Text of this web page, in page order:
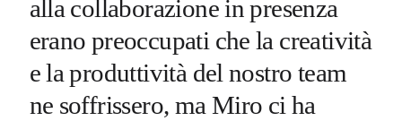
alla collaborazione in presenza
erano preoccupati che la creatività
e la produttività del nostro team
ne soffrissero, ma Miro ci ha